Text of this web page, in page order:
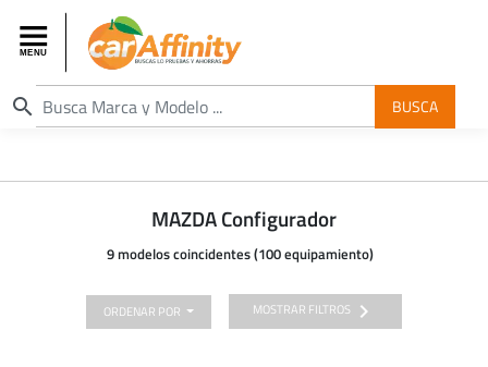
search BUSCA
MAZDA Configurador
9 modelos coincidentes (100 equipamiento)
ORDENAR POR MOSTRAR FILTROS chevron_right